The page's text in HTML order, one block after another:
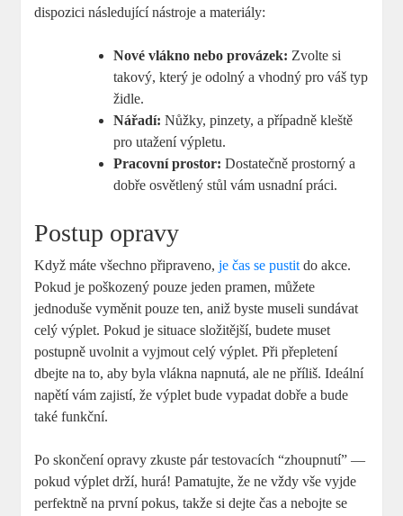
dispozici následující nástroje a materiály:
Nové vlákno nebo provázek: Zvolte si
takový, který je odolný a vhodný pro váš typ
židle.
Nářadí: Nůžky, pinzety, a případně kleště
pro utažení výpletu.
Pracovní prostor: Dostatečně prostorný a
dobře osvětlený stůl vám usnadní práci.
Postup opravy
Když máte všechno připraveno,je čas se pustit do akce.
Pokud je poškozený pouze jeden pramen, můžete
jednoduše vyměnit pouze ten, aniž byste museli sundávat
celý výplet. Pokud je situace složitější, budete muset
postupně uvolnit a vyjmout celý výplet. Při přepletení
dbejte na to, aby byla vlákna napnutá, ale ne příliš. Ideální
napětí vám zajistí, že výplet bude vypadat dobře a bude
také funkční.
Po skončení opravy zkuste pár testovacích “zhoupnutí” —
pokud výplet drží, hurá! Pamatujte, že ne vždy vše vyjde
perfektně na první pokus, takže si dejte čas a nebojte se